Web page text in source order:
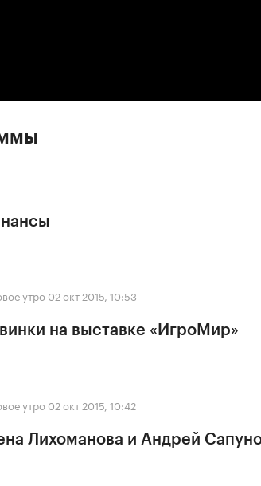
утро 02 окт 2015, 10:53
на выставке «ИгроМир»
утро 02 окт 2015, 10:42
Лихоманова и Андрей